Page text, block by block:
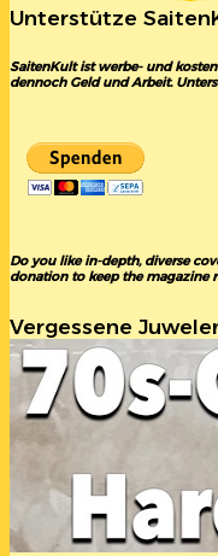
Unterstütze
SaitenKult ist werbe- und
dennoch Geld und Arbeit.
Do you like in-depth, diverse
donation to keep the magazine
Vergessene